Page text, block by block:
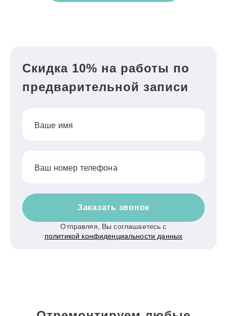
Скидка 10% на работы по
предварительной записи
Ваше имя
Ваш номер телефона
Заказать звонок
Отправляя, Вы соглашаетесь с
политикой конфиденциальности данных